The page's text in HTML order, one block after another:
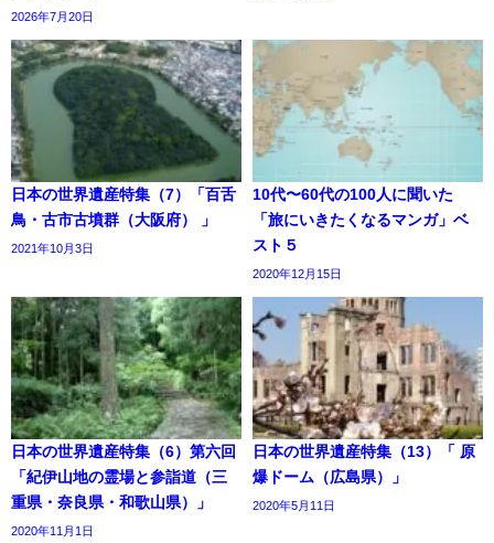
2026年7月20日
日本の世界遺産特集（7）「百舌
鳥・古市古墳群（大阪府） 」
2021年10月3日
10代〜60代の100人に聞いた
「旅にいきたくなるマンガ」ベ
スト５
2020年12月15日
日本の世界遺産特集（6）第六回
「紀伊山地の霊場と参詣道（三
重県・奈良県・和歌山県）」
2020年11月1日
日本の世界遺産特集（13）「 原
爆ドーム（広島県）」
2020年5月11日